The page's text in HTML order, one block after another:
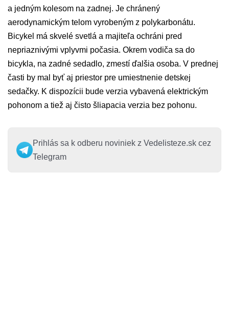
a jedným kolesom na zadnej. Je chránený
aerodynamickým telom vyrobeným z polykarbonátu.
Bicykel má skvelé svetlá a majiteľa ochráni pred
nepriaznivými vplyvmi počasia. Okrem vodiča sa do
bicykla, na zadné sedadlo, zmestí ďalšia osoba. V prednej
časti by mal byť aj priestor pre umiestnenie detskej
sedačky. K dispozícii bude verzia vybavená elektrickým
pohonom a tiež aj čisto šliapacia verzia bez pohonu.
Prihlás sa k odberu noviniek z Vedelisteze.sk cez
Telegram